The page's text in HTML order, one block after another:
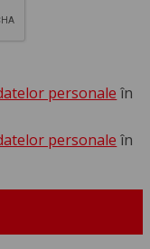
personale în
personale în